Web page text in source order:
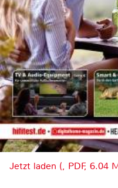
Jetzt laden (, PDF, 6.04